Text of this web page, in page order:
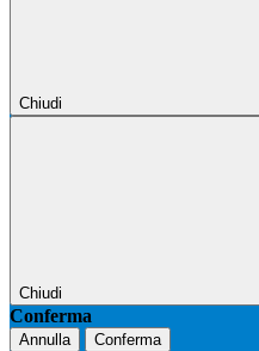
Chiudi
Chiudi
Conferma
Annulla Conferma